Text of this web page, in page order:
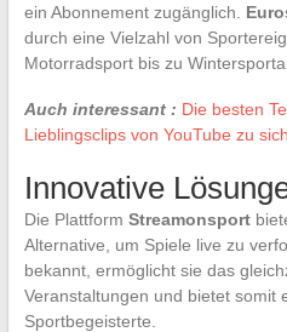
ein Abonnement zugänglich.
durch eine Vielzahl von
Motorradsport bis zu
Auch interessant : Die besten
Lieblingsclips von YouTube zu
Innovative
Die Plattform Streamonsport
Alternative, um Spiele live zu
bekannt, ermöglicht sie das
Veranstaltungen und bietet somit
Sportbegeisterte.